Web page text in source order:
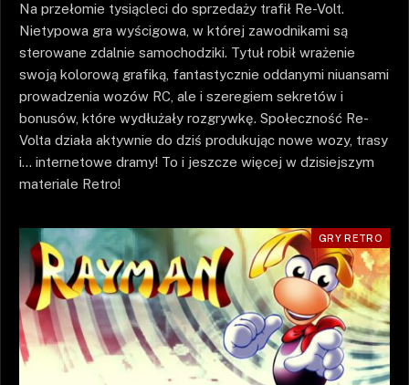
Na przełomie tysiącleci do sprzedaży trafił Re-Volt.
Nietypowa gra wyścigowa, w której zawodnikami są
sterowane zdalnie samochodziki. Tytuł robił wrażenie
swoją kolorową grafiką, fantastycznie oddanymi niuansami
prowadzenia wozów RC, ale i szeregiem sekretów i
bonusów, które wydłużały rozgrywkę. Społeczność Re-
Volta działa aktywnie do dziś produkując nowe wozy, trasy
i… internetowe dramy! To i jeszcze więcej w dzisiejszym
materiale Retro!
GRY RETRO